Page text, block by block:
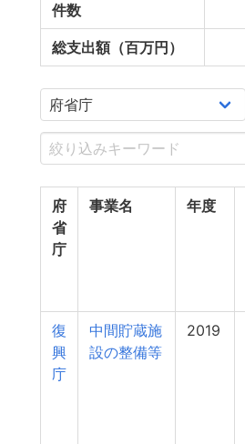
件数
総支出額（百万円）
府
省
庁
事業名 年度
復
興
庁
中間貯蔵施
設の整備等
2019